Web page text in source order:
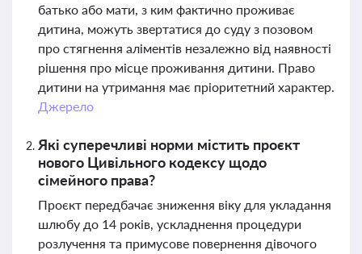
батько або мати, з ким фактично проживає
дитина, можуть звертатися до суду з позовом
про стягнення аліментів незалежно від наявності
рішення про місце проживання дитини. Право
дитини на утримання має пріоритетний характер.
Джерело
Які суперечливі норми містить проєкт
нового Цивільного кодексу щодо
сімейного права?
Проєкт передбачає зниження віку для укладання
шлюбу до 14 років, ускладнення процедури
розлучення та примусове повернення дівочого